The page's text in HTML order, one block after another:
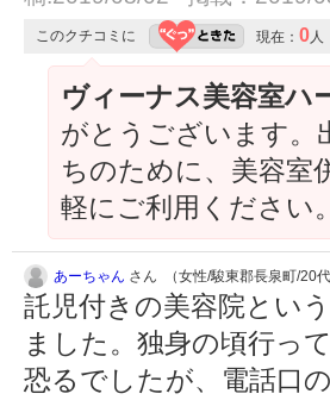
このクチコミに 現在： 0人
ヴィーナス美容室ハ
がとうございます。
ちのために、美容室
軽にご利用ください
あーちゃん さん （女性/駿東郡長泉町/20代
託児付きの美容院とい
ました。独身の頃行っ
恐るでしたが、電話口